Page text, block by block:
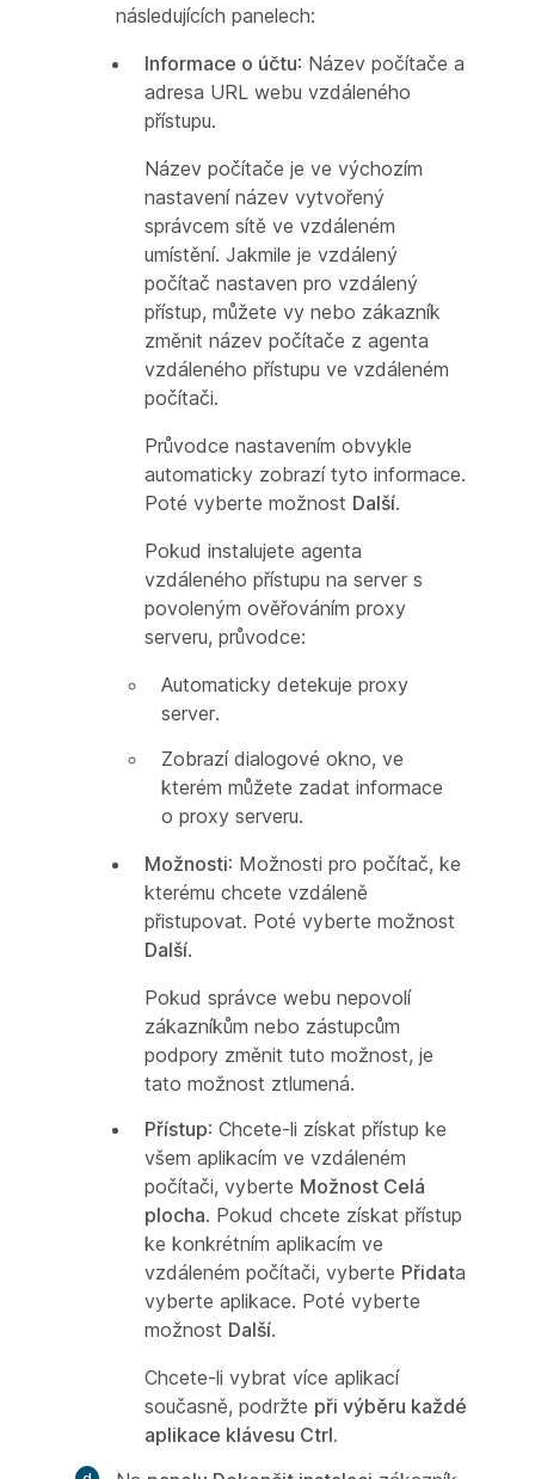
následujících panelech:
Informace o účtu: Název počítače a
adresa URL webu vzdáleného
přístupu.
Název počítače je ve výchozím
nastavení název vytvořený
správcem sítě ve vzdáleném
umístění. Jakmile je vzdálený
počítač nastaven pro vzdálený
přístup, můžete vy nebo zákazník
změnit název počítače z agenta
vzdáleného přístupu ve vzdáleném
počítači.
Průvodce nastavením obvykle
automaticky zobrazí tyto informace.
Poté vyberte možnost Další.
Pokud instalujete agenta
vzdáleného přístupu na server s
povoleným ověřováním proxy
serveru, průvodce:
Automaticky detekuje proxy
server.
Zobrazí dialogové okno, ve
kterém můžete zadat informace
o proxy serveru.
Možnosti: Možnosti pro počítač, ke
kterému chcete vzdáleně
přistupovat. Poté vyberte možnost
Další.
Pokud správce webu nepovolí
zákazníkům nebo zástupcům
podpory změnit tuto možnost, je
tato možnost ztlumená.
Přístup: Chcete-li získat přístup ke
všem aplikacím ve vzdáleném
počítači, vyberte Možnost Celá
plocha. Pokud chcete získat přístup
ke konkrétním aplikacím ve
vzdáleném počítači, vyberte Přidata
vyberte aplikace. Poté vyberte
možnost Další.
Chcete-li vybrat více aplikací
současně, podržte při výběru každé
aplikace klávesu Ctrl.